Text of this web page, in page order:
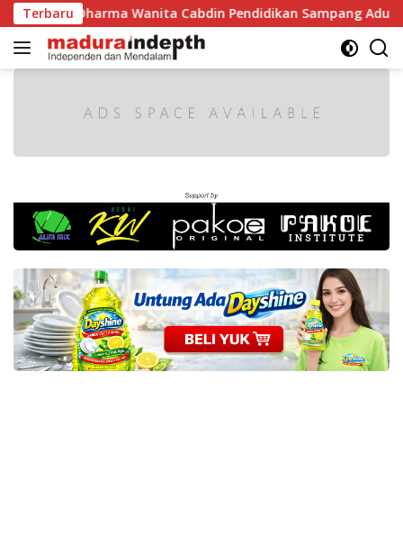
Langsung
ke
konten
Terbaru
Dharma Wanita Cabdin Pendidikan Sampang Adu